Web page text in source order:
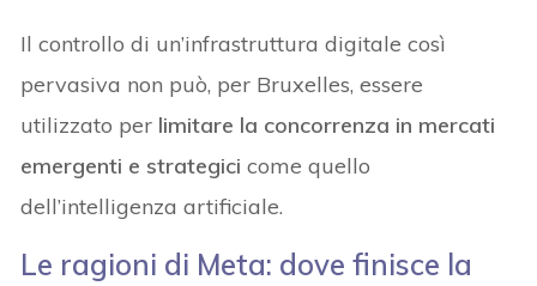
Il controllo di un’infrastruttura digitale così
pervasiva non può, per Bruxelles, essere
utilizzato per limitare la concorrenza in mercati
emergenti e strategicicome quello
dell’intelligenza artificiale.
Le ragioni di Meta: dove finisce la